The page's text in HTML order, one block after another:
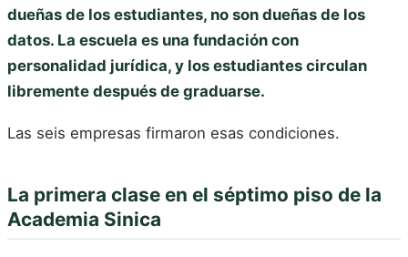
dueñas de los estudiantes, no son dueñas de los
datos. La escuela es una fundación con
personalidad jurídica, y los estudiantes circulan
libremente después de graduarse.
Las seis empresas firmaron esas condiciones.
La primera clase en el séptimo piso de la
Academia Sinica